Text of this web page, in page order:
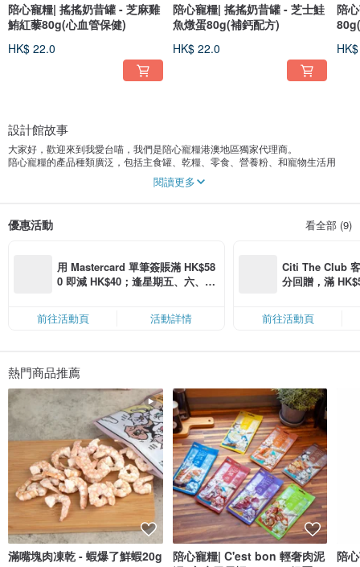
陪心寵糧| 搖搖奶昔罐 - 芝麻雞
鮪紅藜80g(心血管保健)
HK$ 22.0
陪心寵糧| 搖搖奶昔罐 - 芝士鮭
魚燉蛋80g(補鈣配方)
HK$ 22.0
陪
設計館故事
大家好，歡迎來到我愛台喵，我們是陪心寵糧港澳地區獨家代理商。
陪心寵糧的產品種類廣泛，包括主食罐、乾糧、零食、營養粉、和寵物生活用
品，希望你能在這裡找到適合家中寵物主子的用品。
閱讀更多
優惠活動 看全部 (9)
用 Mastercard 單筆簽賬滿 HK$58
0 即減 HK$40；逢星期五、六、日
限，額滿即止，僅限「常用信用
卡」結帳）
前往活動頁 活動詳情
Citi The Club
分回贈，滿
前往活動頁
熱門商品推薦
滿嘴塊肉凍乾 - 蝦爆了鮮蝦20g
陪心寵糧| C'est bon 輕奢肉泥
陪